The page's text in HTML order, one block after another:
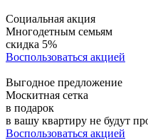
Социальная акция
Многодетным семьям
скидка 5%
Воспользоваться акцией
Выгодное предложение
Москитная сетка
в подарок
в вашу квартиру не будут
Воспользоваться акцией